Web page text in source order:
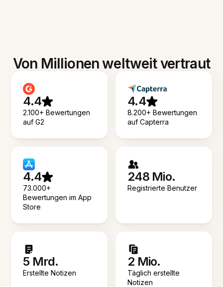
Von Millionen weltweit vertraut
4.4
2.100+ Bewertungen
auf G2
4.4
8.200+ Bewertungen
auf Capterra
4.4
73.000+
Bewertungen im App
Store
248 Mio.
Registrierte Benutzer
5 Mrd.
Erstellte Notizen
2 Mio.
Täglich erstellte
Notizen